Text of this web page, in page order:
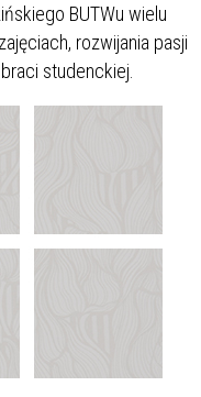
BUTWu wielu
rozwijania pasji
studenckiej.